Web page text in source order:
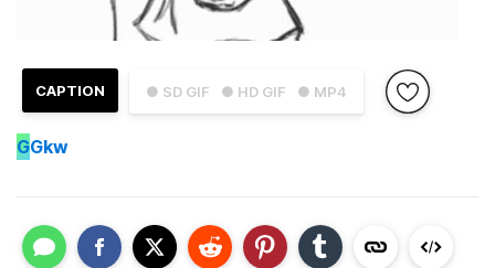
● SD GIF ● HD GIF ● MP4
CAPTION
GGkw